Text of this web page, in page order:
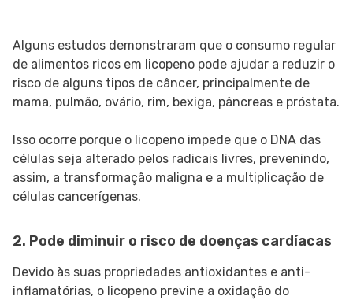
Alguns estudos demonstraram que o consumo regular
de alimentos ricos em licopeno pode ajudar a reduzir o
risco de alguns tipos de câncer, principalmente de
mama, pulmão, ovário, rim, bexiga, pâncreas e próstata.
Isso ocorre porque o licopeno impede que o DNA das
células seja alterado pelos radicais livres, prevenindo,
assim, a transformação maligna e a multiplicação de
células cancerígenas.
2. Pode diminuir o risco de doenças cardíacas
Devido às suas propriedades antioxidantes e anti-
inflamatórias, o licopeno previne a oxidação do